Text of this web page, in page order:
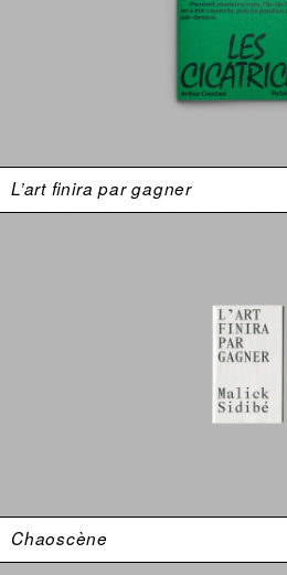
L’art finira par gagner
Chaoscène